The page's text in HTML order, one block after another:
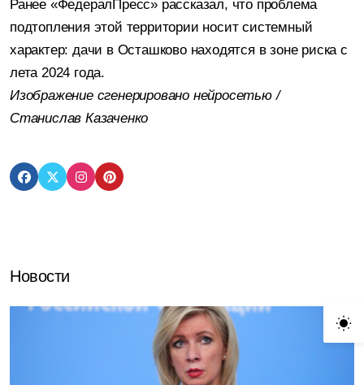
Ранее «ФедералПресс» рассказал, что проблема
подтопления этой территории носит системный
характер: дачи в Осташково находятся в зоне риска с
лета 2024 года.
Изображение сгенерировано нейросетью /
Станислав Казаченко
Новости